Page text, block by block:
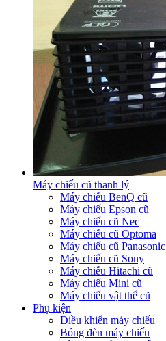
Máy chiếu cũ thanh lý
Máy chiếu BenQ cũ
Máy chiếu Epson cũ
Máy chiếu cũ Nec
Máy chiếu cũ Optoma
Máy chiếu cũ Panasonic
Máy chiếu cũ Sony
Máy chiếu Hitachi cũ
Máy chiếu Mini cũ
Máy chiếu vật thể cũ
Phụ kiện
Điều khiển máy chiếu
Bóng đèn máy chiếu